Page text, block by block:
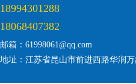
18994301288
18068407382
邮箱：61998061@qq.com
地址：江苏省昆山市前进西路华润